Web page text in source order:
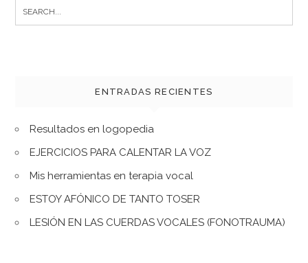
for:
ENTRADAS RECIENTES
Resultados en logopedia
EJERCICIOS PARA CALENTAR LA VOZ
Mis herramientas en terapia vocal
ESTOY AFÓNICO DE TANTO TOSER
LESIÓN EN LAS CUERDAS VOCALES (FONOTRAUMA)